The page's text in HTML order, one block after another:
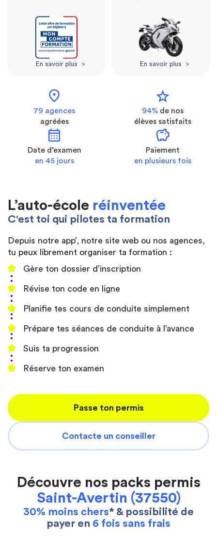
En savoir plus > En savoir plus >
location_on
79 agences
agréées
star
94% de nos
élèves satisfaits
calendar_month
Date d’examen
en 45 jours
savings
Paiement
en plusieurs fois
L’auto-école réinventée
C'est toi qui pilotes ta formation
Depuis notre app’, notre site web ou nos agences,
tu peux librement organiser ta formation :
Gère ton dossier d’inscription
Révise ton code en ligne
Planifie tes cours de conduite simplement
Prépare tes séances de conduite à l’avance
Suis ta progression
Réserve ton examen
Passe ton permis
Contacte un conseiller
Découvre nos packs permis
Saint-Avertin (37550)
30% moins chers* & possibilité de
payer en 6 fois sans frais